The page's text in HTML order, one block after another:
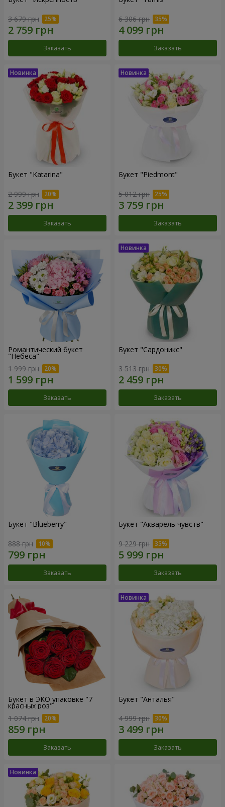
3 679 грн
Заказать
6 306 грн
Заказать
Букет "Katarina"
2 999 грн
Заказать
Букет "Piedmont"
5 012 грн
Заказать
Романтический букет
"Небеса"
1 999 грн
Заказать
Букет "Сардоникс"
3 513 грн
Заказать
Букет "Blueberry"
888 грн
Заказать
Букет "Акварель чувств"
9 229 грн
Заказать
Букет в ЭКО упаковке "7
красных роз"
1 074 грн
Заказать
Букет "Анталья"
4 999 грн
Заказать